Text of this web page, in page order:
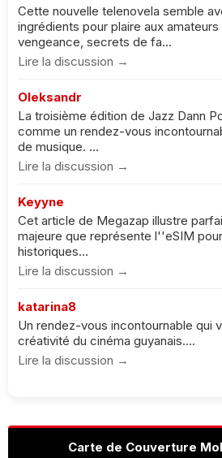
Cette nouvelle telenovela semble
ingrédients pour plaire aux amateurs
vengeance, secrets de fa...
Lire la discussion →
Oleksandr
La troisième édition de Jazz Dann
comme un rendez-vous
de musique. ...
Lire la discussion →
Keyyne
Cet article de Megazap illustre
majeure que représente l''eSIM
historiques...
Lire la discussion →
katarina8
Un rendez-vous incontournable qui
créativité du cinéma guyanais....
Lire la discussion →
Carte de Couverture